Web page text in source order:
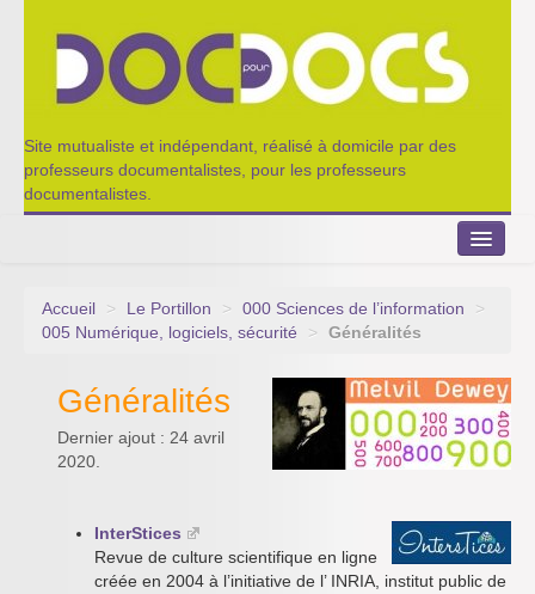
Site mutualiste et indépendant, réalisé à domicile par des
professeurs documentalistes, pour les professeurs
documentalistes.
Le Portillon
Nos outils de partage
Accueil > Le Portillon > 000 Sciences de l’information
>
005 Numérique, logiciels, sécurité
> Généralités
Généralités
Dernier ajout : 24 avril
2020.
InterStices
Revue de culture scientifique en ligne
créée en 2004 à l’initiative de l’ INRIA, institut public de